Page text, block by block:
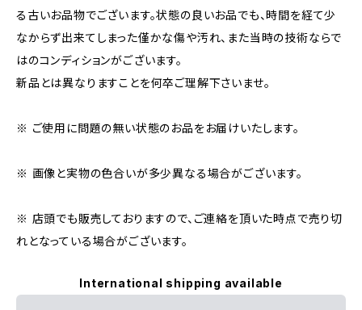
る古いお品物でございます。状態の良いお品でも、時間を経て少
なからず出来てしまった僅かな傷や汚れ、また当時の技術ならで
はのコンディションがございます。
新品とは異なりますことを何卒ご理解下さいませ。
※ ご使用に問題の無い状態のお品をお届けいたします。
※ 画像と実物の色合いが多少異なる場合がございます。
※ 店頭でも販売しておりますので、ご連絡を頂いた時点で売り切
れとなっている場合がございます。
International shipping available